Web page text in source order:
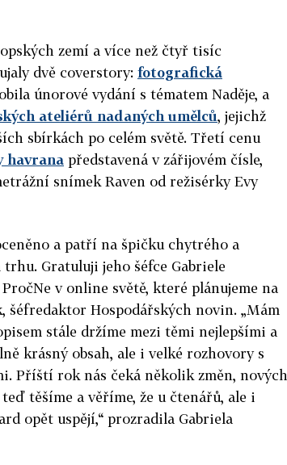
zemí a více než čtyř tisíc
dvě coverstory: fotografická
únorové vydání s tématem Naděje, a
ateliérů nadaných umělců, jejichž
sbírkách po celém světě. Třetí cenu
havrana představená v zářijovém čísle,
snímek Raven od režisérky Evy
a patří na špičku chytrého a
Gratuluji jeho šéfce Gabriele
v online světě, které plánujeme na
šéfredaktor Hospodářských novin. „Mám
stále držíme mezi těmi nejlepšími a
krásný obsah, ale i velké rozhovory s
Příští rok nás čeká několik změn, nových
těšíme a věříme, že u čtenářů, ale i
opět uspějí,“ prozradila Gabriela